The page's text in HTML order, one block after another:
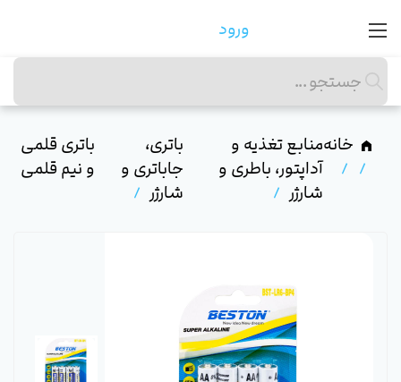
ورود
خانهمنابع تغذیه و
آداپتور، باطری و
شارژر
باتری،
جاباتری و
شارژر
باتری قلمی
و نیم قلمی